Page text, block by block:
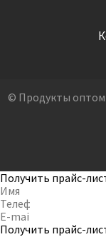
© Продукты оптом
Получить прайс-
Получить прайс-